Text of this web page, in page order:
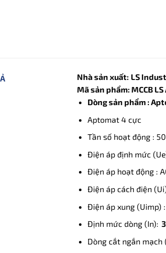
Nhà sản xuất: LS
Mã sản phẩm: MCCB
Dòng sản phẩm :
Aptomat 4 cực
Tần số hoạt động :
Điện áp định mức
Điện áp hoạt động :
Điện áp cách điện
Điện áp xung (Uimp)
Định mức dòng (In): 3
Dòng cắt ngắn mạch